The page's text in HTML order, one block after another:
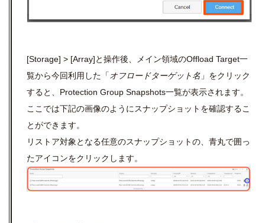
[Storage] > [Array]と操作後、メイン領域のOffload Target一
覧から今回利用した「オフロードターゲット名 」をクリック
すると、Protection Group Snapshots一覧が表示されます。
ここでは下記の画像のようにスナップショットを確認するこ
とができます。
リストア対象となる任意のスナップショットの、青丸で囲っ
たアイコンをクリックします。